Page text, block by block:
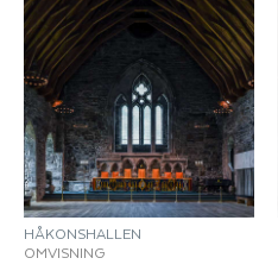
HÅKONSHALLEN
OMVISNING